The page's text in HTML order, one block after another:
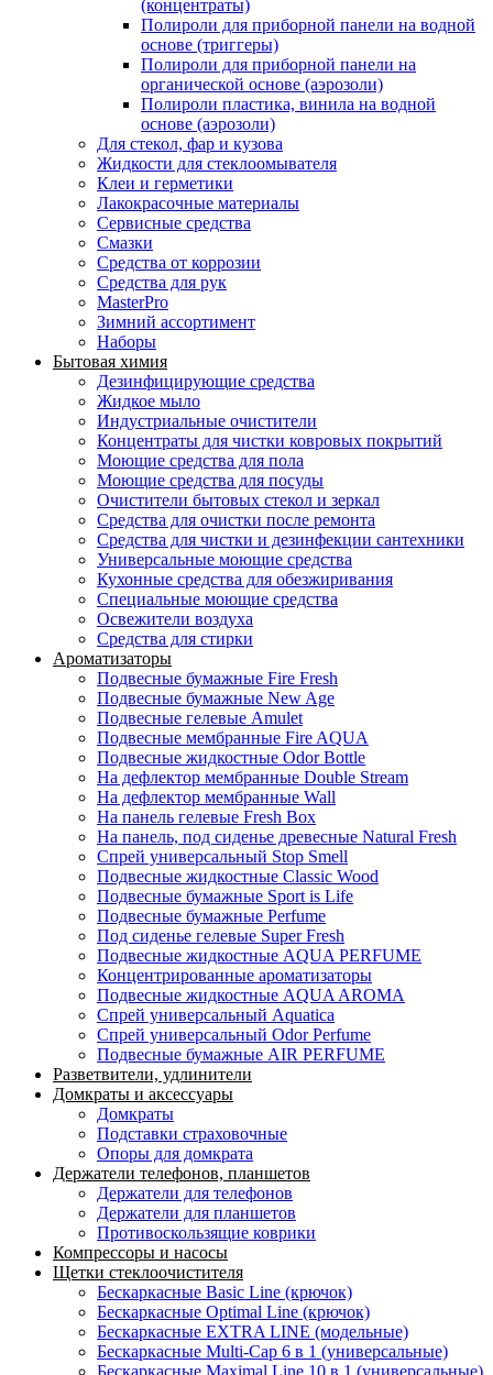
(концентраты)
Полироли для приборной панели на водной
основе (триггеры)
Полироли для приборной панели на
органической основе (аэрозоли)
Полироли пластика, винила на водной
основе (аэрозоли)
Для стекол, фар и кузова
Жидкости для стеклоомывателя
Клеи и герметики
Лакокрасочные материалы
Сервисные средства
Смазки
Средства от коррозии
Средства для рук
MasterPro
Зимний ассортимент
Наборы
Бытовая химия
Дезинфицирующие средства
Жидкое мыло
Индустриальные очистители
Концентраты для чистки ковровых покрытий
Моющие средства для пола
Моющие средства для посуды
Очистители бытовых стекол и зеркал
Средства для очистки после ремонта
Средства для чистки и дезинфекции сантехники
Универсальные моющие средства
Кухонные средства для обезжиривания
Специальные моющие средства
Освежители воздуха
Средства для стирки
Ароматизаторы
Подвесные бумажные Fire Fresh
Подвесные бумажные New Age
Подвесные гелевые Amulet
Подвесные мембранные Fire AQUA
Подвесные жидкостные Odor Bottle
На дефлектор мембранные Double Stream
На дефлектор мембранные Wall
На панель гелевые Fresh Box
На панель, под сиденье древесные Natural Fresh
Спрей универсальный Stop Smell
Подвесные жидкостные Classic Wood
Подвесные бумажные Sport is Life
Подвесные бумажные Perfume
Под сиденье гелевые Super Fresh
Подвесные жидкостные AQUA PERFUME
Концентрированные ароматизаторы
Подвесные жидкостные AQUA AROMA
Спрей универсальный Aquatica
Спрей универсальный Odor Perfume
Подвесные бумажные AIR PERFUME
Разветвители, удлинители
Домкраты и аксессуары
Домкраты
Подставки страховочные
Опоры для домкрата
Держатели телефонов, планшетов
Держатели для телефонов
Держатели для планшетов
Противоскользящие коврики
Компрессоры и насосы
Щетки стеклоочистителя
Бескаркасные Basic Line (крючок)
Бескаркасные Optimal Line (крючок)
Бескаркасные EXTRA LINE (модельные)
Бескаркасные Multi-Cap 6 в 1 (универсальные)
Бескаркасные Maximal Line 10 в 1 (универсальные)